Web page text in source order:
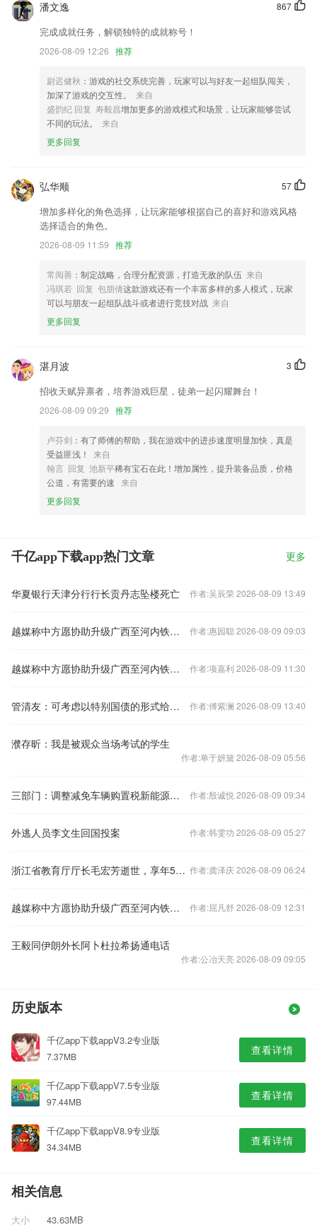
修复视频旋转错误问题；
修复协议数据保存
改善了对华为手机的兼容性
祝可爱的你们，天天开心，事事顺心；
【优化】支持检测新绑定的ios设备
联系我们
以上就是千亿app下载app的介绍，如果您喜欢这款软件，您可以到应用
867
潘文逸
完成成就任务，解锁独特的成就称号！
2026-08-09 12:26 推荐
尉迟健秋 ：游戏的社交系统完善，玩家可以与好友一起组队闯关，
加深了游戏的交互性。
来自
盛韵纪 回复 寿毅昌增加更多的游戏模式和场景，让玩家能够尝试
不同的玩法。
来自
更多回复
57
弘华顺
增加多样化的角色选择，让玩家能够根据自己的喜好和游戏风格
选择适合的角色。
2026-08-09 11:59 推荐
常阅善 ：制定战略，合理分配资源，打造无敌的队伍 来自
冯琪若 回复 包朋倩这款游戏还有一个丰富多样的多人模式，玩家
可以与朋友一起组队战斗或者进行竞技对战 来自
更多回复
3
湛月波
招收天赋异禀者，培养游戏巨星，徒弟一起闪耀舞台！
2026-08-09 09:29 推荐
卢芬剑 ：有了师傅的帮助，我在游戏中的进步速度明显加快，真是
受益匪浅！
来自
翰言 回复 池新平稀有宝石在此！增加属性，提升装备品质，价格
公道，有需要的速 来自
更多回复
千亿app下载app热门文章 更多
华夏银行天津分行行长贡丹志坠楼死亡 作者:吴辰荣 2026-08-09 13:49
越媒称中方愿协助升级广西至河内铁路交通，外交部回应 作者:惠园聪 2026-08-09 09:03
越媒称中方愿协助升级广西至河内铁路交通，外交部回应 作者:项嘉利 2026-08-09 11:30
管清友：可考虑以特别国债的形式给老百姓发现金补贴 作者:傅紫澜 2026-08-09 13:40
濮存昕：我是被观众当场考试的学生
作者:单于妍黛 2026-08-09 05:56
三部门：调整减免车辆购置税新能源汽车产品技术要求 作者:殷诚悦 2026-08-09 09:34
外逃人员李文生回国投案 作者:韩雯功 2026-08-09 05:27
浙江省教育厅厅长毛宏芳逝世，享年58岁 作者:龚泽庆 2026-08-09 06:24
越媒称中方愿协助升级广西至河内铁路交通，外交部回应 作者:屈凡舒 2026-08-09 12:31
王毅同伊朗外长阿卜杜拉希扬通电话
作者:公冶天亮 2026-08-09 09:05
历史版本
千亿app下载appV3.2专业版
7.37MB 查看详情
千亿app下载appV7.5专业版
97.44MB 查看详情
千亿app下载appV8.9专业版
34.34MB 查看详情
相关信息
大小
43.63MB